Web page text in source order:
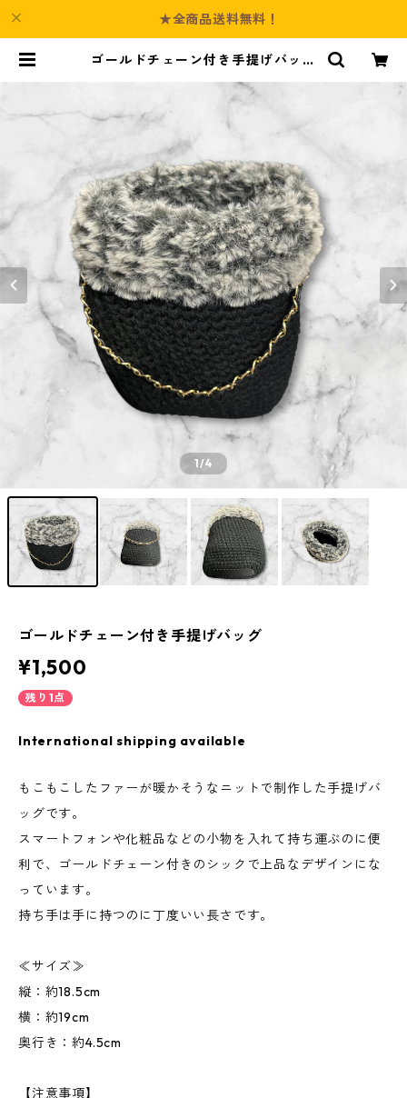
★全商品送料無料！
ゴールドチェーン付き手提げバッグ
1/4
ゴールドチェーン付き手提げバッグ
¥1,500
残り1点
International shipping available
もこもこしたファーが暖かそうなニットで制作した手提げバ
ッグです。
スマートフォンや化粧品などの小物を入れて持ち運ぶのに便
利で、ゴールドチェーン付きのシックで上品なデザインにな
っています。
持ち手は手に持つのに丁度いい長さです。
≪サイズ≫
縦：約18.5cm
横：約19cm
奥行き：約4.5cm
【注意事項】